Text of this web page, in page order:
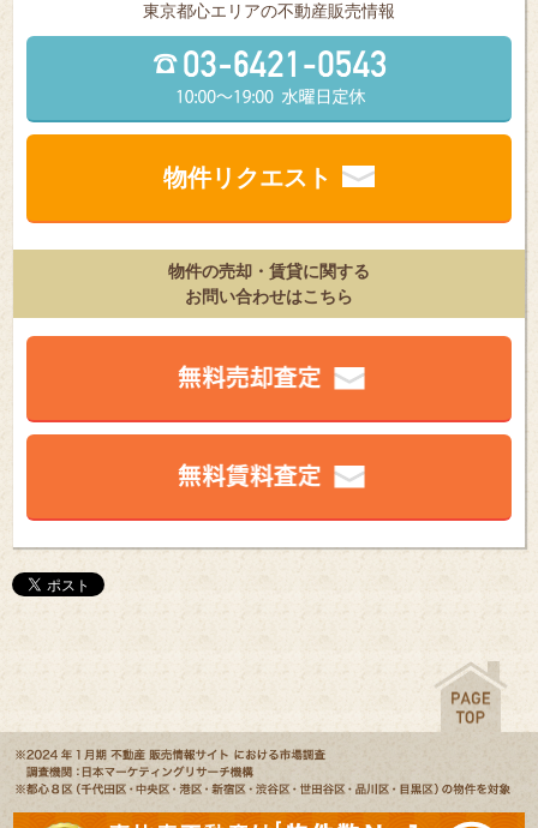
東京都⼼エリアの不動産販売情報
物件リクエスト
物件の売却・賃貸に関する
お問い合わせはこちら